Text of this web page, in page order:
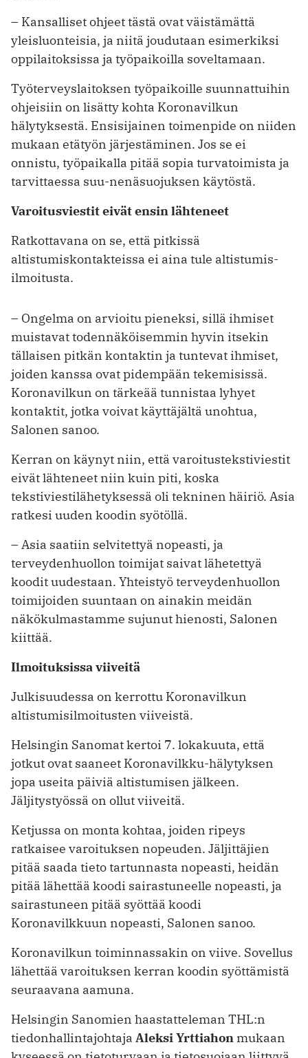
– Kansalliset ohjeet tästä ovat väistämättä
yleisluonteisia, ja niitä joudutaan esimerkiksi
oppilaitoksissa ja työpaikoilla soveltamaan.
Työterveyslaitoksen työpaikoille suunnattuihin
ohjeisiin on lisätty kohta Koronavilkun
hälytyksestä. Ensisijainen toimenpide on niiden
mukaan etätyön järjestäminen. Jos se ei
onnistu, työ­paikalla pitää sopia turvatoimista ja
tarvittaessa suu-nenäsuojuksen käytöstä.
Varoitusviestit eivät ensin lähteneet
Ratkottavana on se, että pitkissä
altistumiskontakteissa ei aina tule altistumis­
ilmoitusta.
– Ongelma on arvioitu pieneksi, sillä ihmiset
muistavat todennäköisemmin hyvin itsekin
tällaisen pitkän kontaktin ja tuntevat ihmiset,
joiden kanssa ovat pidempään tekemisissä.
Koronavilkun on tärkeää tunnistaa lyhyet
kontaktit, jotka voivat käyttäjältä unohtua,
Salonen sanoo.
Kerran on käynyt niin, että varoitustekstiviestit
eivät lähteneet niin kuin ­piti, koska
tekstiviestilähetyksessä oli tekninen häiriö. Asia
ratkesi uuden koodin syötöllä.
– Asia saatiin selvitettyä nopeasti, ja
terveydenhuollon toimijat saivat lähe­tettyä
koodit uudestaan. Yhteistyö ter­veydenhuollon
toimijoiden suuntaan on ainakin meidän
näkökulmastamme sujunut hienosti, Salonen
kiittää.
Ilmoituksissa viiveitä
Julkisuudessa on kerrottu Koronavilkun
altistumisilmoitusten viiveistä.
Helsingin Sanomat kertoi 7. lokakuuta, että
jotkut ovat saaneet Koronavilkku-hälytyksen
jopa useita päiviä altis­tumisen jälkeen.
Jäljitystyössä on ollut viiveitä.
Ketjussa on monta kohtaa, joiden ripeys
ratkaisee varoituksen nopeuden. Jäljittäjien
pitää saada tieto tartunnasta nopeasti, heidän
pitää lähettää koodi sairastuneelle nopeasti, ja
sairastuneen pitää syöttää koodi
Koronavilkkuun ­nopeasti, Salonen sanoo.
Koronavilkun toiminnassakin on ­viive. Sovellus
lähettää varoituksen ­kerran koodin syöttämistä
seuraavana aamuna.
Helsingin Sanomien haastatteleman THL:n
tiedonhallintajohtaja Aleksi Yrtti­ahon mukaan